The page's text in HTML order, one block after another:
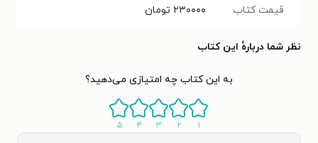
قیمت کتاب ۲۳۰۰۰۰ تومان
نظر شما دربارهٔ این کتاب
به این کتاب چه امتیازی می‌دهید؟
۱ ۲ ۳ ۴ ۵